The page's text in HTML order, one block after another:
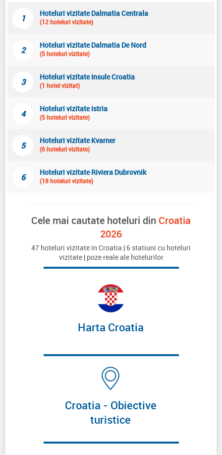
1 Hoteluri vizitate Dalmatia Centrala
(12 hoteluri vizitate)
2 Hoteluri vizitate Dalmatia De Nord
(5 hoteluri vizitate)
3 Hoteluri vizitate Insule Croatia
(1 hotel vizitat)
4 Hoteluri vizitate Istria
(5 hoteluri vizitate)
5 Hoteluri vizitate Kvarner
(6 hoteluri vizitate)
6 Hoteluri vizitate Riviera Dubrovnik
(18 hoteluri vizitate)
Cele mai cautate hoteluri din Croatia
2026
47 hoteluri vizitate in Croatia | 6 statiuni cu hoteluri
vizitate | poze reale ale hotelurilor
Harta Croatia
Croatia - Obiective
turistice